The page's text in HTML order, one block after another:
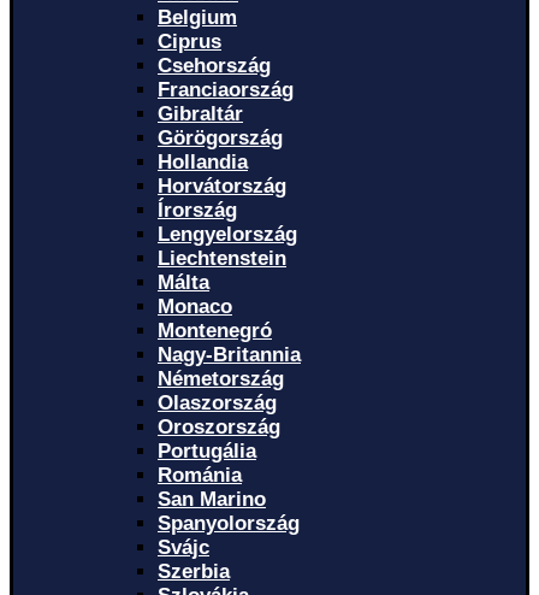
Belgium
Ciprus
Csehország
Franciaország
Gibraltár
Görögország
Hollandia
Horvátország
Írország
Lengyelország
Liechtenstein
Málta
Monaco
Montenegró
Nagy-Britannia
Németország
Olaszország
Oroszország
Portugália
Románia
San Marino
Spanyolország
Svájc
Szerbia